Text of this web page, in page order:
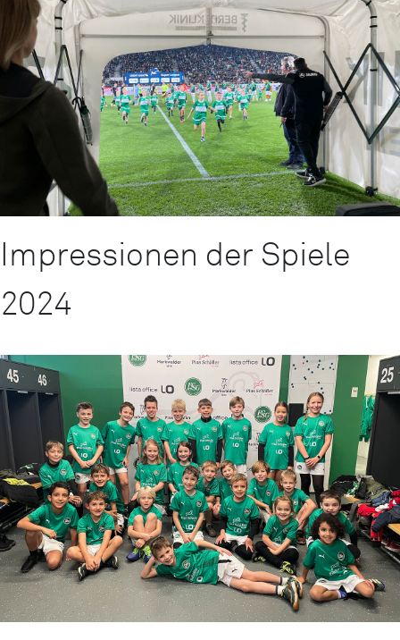
Impressionen der Spiele
2024